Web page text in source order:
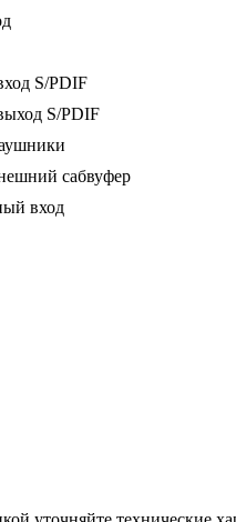
S/PDIF
S/PDIF
сабвуфер
вход